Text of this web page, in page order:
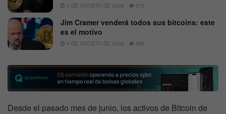
5 DE AGOSTO DE 2026 572
Jim Cramer venderá todos sus bitcoins: este
es el motivo
4 DE AGOSTO DE 2026 580
Desde el pasado mes de junio, los activos de Bitcoin de